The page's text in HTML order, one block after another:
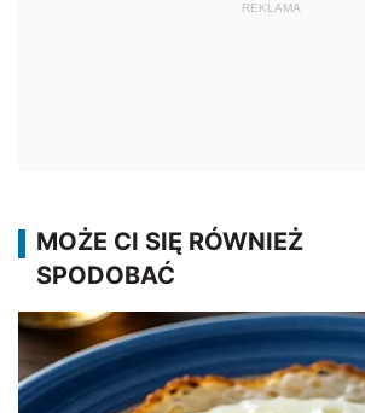
REKLAMA